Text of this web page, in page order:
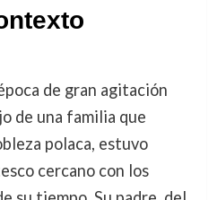
de gran agitación
de una familia que
polaca, estuvo
cercano con los